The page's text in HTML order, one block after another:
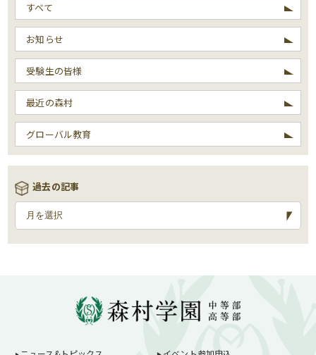
すべて
お知らせ
受験生の皆様
最近の森村
グローバル教育
過去の記事